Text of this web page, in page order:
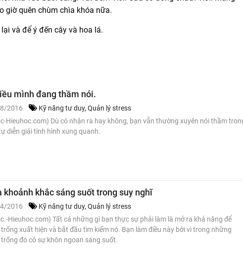
giờ quên chùm chìa khóa nữa.
và để ý đến cây và hoa lá.
mình đang thầm nói.
2016 Kỹ năng tư duy, Quản lý stress
Hieuhoc.com) Dù có nhận ra hay không, bạn vẫn thường xuyên nói thầm
diễn giải tình hình xung quanh.
khoảnh khắc sáng suốt trong suy nghĩ
2016 Kỹ năng tư duy, Quản lý stress
Hieuhoc.com) Tất cả những gì bạn thực sự phải làm là mở ra khả năng để
xuất hiện và bắt đầu tìm kiếm nó. Bạn làm điều này bởi vì trong những
trống đó có sự khôn ngoan sáng suốt.